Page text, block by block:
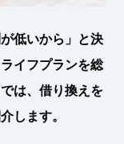
低いから」と決
イフプランを総
は、借り換えを
します。